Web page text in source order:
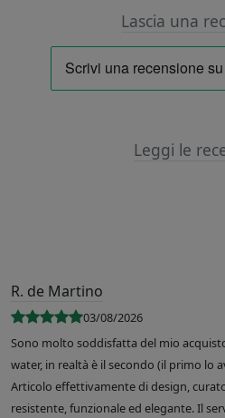
Lascia una
Leggi le
R. de Martino
03/08/2026
Sono molto soddisfatta del mio
water, in realtà è il secondo (il primo lo
Articolo effettivamente di design,
resistente, funzionale ed elegante. Il